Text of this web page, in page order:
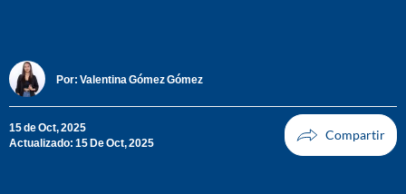
Por: Valentina Gómez Gómez
15 de Oct, 2025
Actualizado: 15 De Oct, 2025